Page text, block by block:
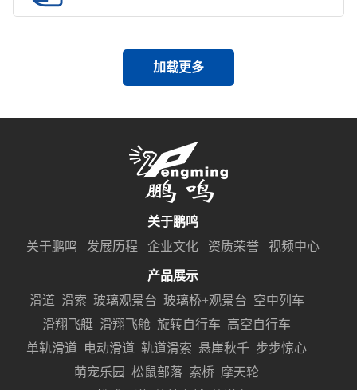
加载更多
关于鹏鸣
关于鹏鸣
发展历程 企业文化 资质荣誉 视频中心
产品展示
滑道 滑索 玻璃观景台 玻璃桥+观景台 空中列车
滑翔飞艇 滑翔飞舱 旋转自行车 高空自行车
单轨滑道
电动滑道 轨道滑索 悬崖秋千 步步惊心
萌宠乐园
松鼠部落 索桥 摩天轮